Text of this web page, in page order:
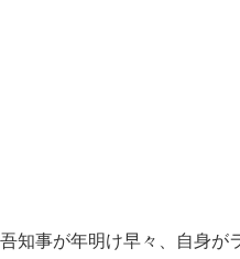
知事が年明け早々、自身が